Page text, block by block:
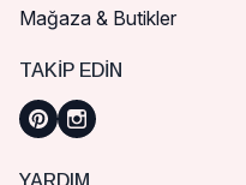
Mağaza & Butikler
TAKIP EDIN
YARDIM